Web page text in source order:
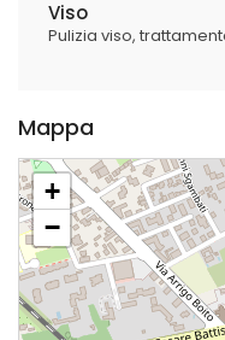
Viso
Pulizia viso
Mappa
+
−